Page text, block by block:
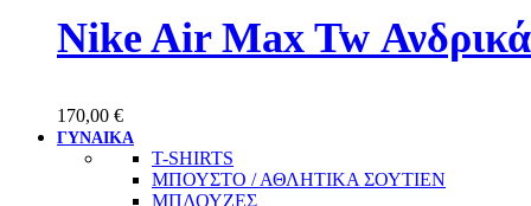
Nike Air Max Tw
170,00 €
ΓΥΝΑΙΚΑ
T-SHIRTS
ΜΠΟΥΣΤΟ / ΑΘΛΗΤΙΚΑ ΣΟΥΤΙΕΝ
ΜΠΛΟΥΖΕΣ